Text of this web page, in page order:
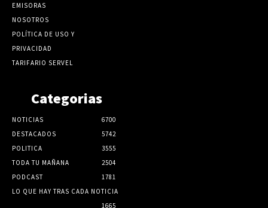
EMISORAS
NOSOTROS
POLÍTICA DE USO Y
PRIVACIDAD
TARIFARIO SERVEL
Categorias
NOTICIAS
6700
DESTACADOS
5742
POLITICA
3555
TODA TU MAÑANA
2504
PODCAST
1781
LO QUE HAY TRAS CADA NOTICIA
1665